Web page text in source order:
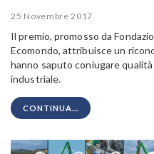
25 Novembre 2017
Il premio, promosso da
Ecomondo, attribuisce un
hanno saputo coniugare
industriale.
CONTINUA...